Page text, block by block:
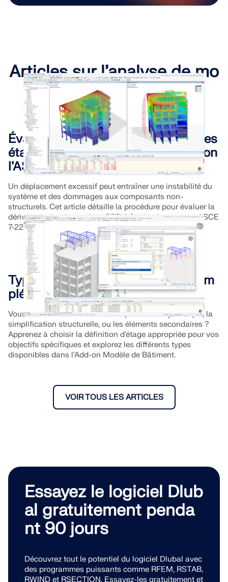
Articles sur l’analyse de mo
dèle de bâtiment
Évaluation du déplacement entre les
étage sous charges sismiques selon
l’ASCE 7-22
Un déplacement excessif peut entraîner une instabilité du
système et des dommages aux composants non-
structurels. Cet article détaille la procédure pour évaluer la
dérive entre les étage dans RFEM 6 selon les normes ASCE
7-22.
Types d’étages dans le module com
plémentaire Modèle de bâtiment
Vous vous concentrez sur le comportement dynamique, la
simplification structurelle, ou les éléments secondaires ?
Apprenez à choisir la définition d'étage appropriée pour vos
objectifs spécifiques et explorez les différents types
disponibles dans l'Add-on Modèle de Bâtiment.
VOIR TOUS LES ARTICLES
Essayez le logiciel Dlub
al gratuitement penda
nt 90 jours
Découvrez tout le potentiel du logiciel Dlubal avec
des programmes puissants comme RFEM, RSTAB,
RWIND et RSECTION. Essayez-les gratuitement et